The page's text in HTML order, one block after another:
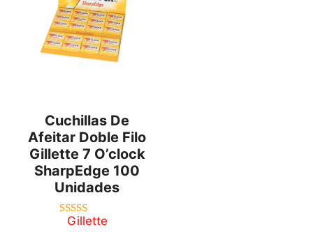
Cuchillas De
Afeitar Doble Filo
Gillette 7 O’clock
SharpEdge 100
Unidades
5.00
Gillette